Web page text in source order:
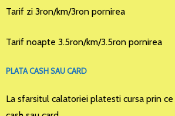
Tarif zi 3ron/km/3ron pornirea
Tarif noapte 3.5ron/km/3.5ron pornirea
PLATA CASH SAU CARD
La sfarsitul calatoriei platesti cursa prin